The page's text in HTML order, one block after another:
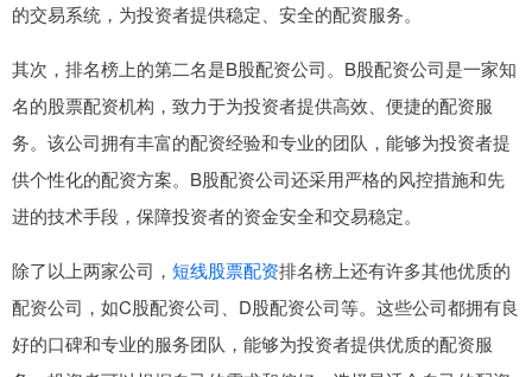
的交易系统，为投资者提供稳定、安全的配资服务。
其次，排名榜上的第二名是B股配资公司。B股配资公司是一家知
名的股票配资机构，致力于为投资者提供高效、便捷的配资服
务。该公司拥有丰富的配资经验和专业的团队，能够为投资者提
供个性化的配资方案。B股配资公司还采用严格的风控措施和先
进的技术手段，保障投资者的资金安全和交易稳定。
除了以上两家公司， 短线股票配资排名榜上还有许多其他优质的
配资公司，如C股配资公司、D股配资公司等。这些公司都拥有良
好的口碑和专业的服务团队，能够为投资者提供优质的配资服